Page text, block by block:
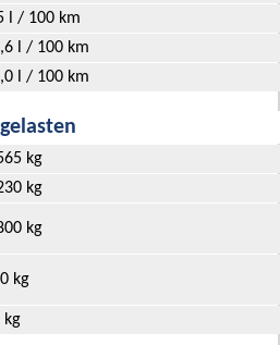
l / 100 km
l / 100 km
l / 100 km
kg
kg
kg
kg
kg